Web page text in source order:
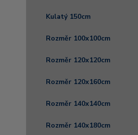
Kulatý 150cm
Rozměr 100x100cm
Rozměr 120x120cm
Rozměr 120x160cm
Rozměr 140x140cm
Rozměr 140x180cm